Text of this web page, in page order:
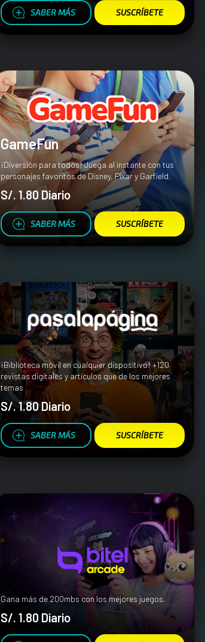
SABER MÁS SUSCRÍBETE
GameFun
¡Diversión para todos! Juega al instante con tus
personajes favoritos de Disney, Pixar y Garfield.
S/. 1.80 Diario
SABER MÁS SUSCRÍBETE
¡Biblioteca móvil en cualquier dispositivo! +120
revistas digitales y artículos que de los mejores
temas
S/. 1.80 Diario
SABER MÁS SUSCRÍBETE
Gana más de 200mbs con los mejores juegos.
S/. 1.80 Diario